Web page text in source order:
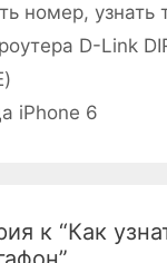
номер, узнать
D-Link
iPhone 6
к “Как